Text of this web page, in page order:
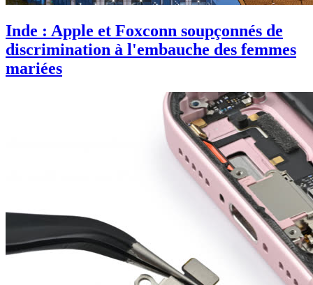
Inde : Apple et Foxconn soupçonnés de
discrimination à l'embauche des femmes
mariées